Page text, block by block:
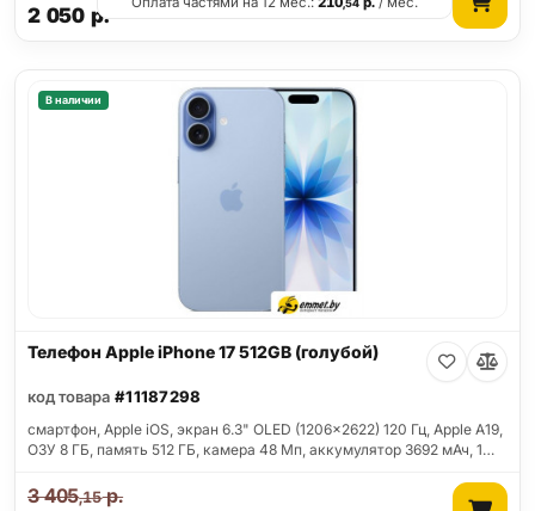
2 050 р.
,54
В наличии
Телефон Apple iPhone 17 512GB (голубой)
код товара #11187298
смартфон, Apple iOS, экран 6.3" OLED (1206x2622) 120 Гц, Apple A19,
ОЗУ 8 ГБ, память 512 ГБ, камера 48 Мп, аккумулятор 3692 мАч, 1…
3 405,15р.